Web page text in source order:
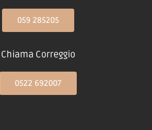
059 285205
Chiama Correggio
0522 692007